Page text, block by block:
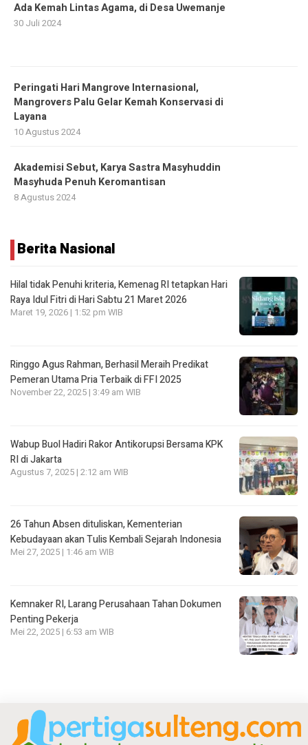
Ada Kemah Lintas Agama, di Desa Uwemanje
30 Juli 2024
Peringati Hari Mangrove Internasional,
Mangrovers Palu Gelar Kemah Konservasi di
Layana
10 Agustus 2024
Akademisi Sebut, Karya Sastra Masyhuddin
Masyhuda Penuh Keromantisan
8 Agustus 2024
Berita Nasional
Hilal tidak Penuhi kriteria, Kemenag RI tetapkan Hari
Raya Idul Fitri di Hari Sabtu 21 Maret 2026
Maret 19, 2026 | 1:52 pm WIB
Ringgo Agus Rahman, Berhasil Meraih Predikat
Pemeran Utama Pria Terbaik di FFI 2025
November 22, 2025 | 3:49 am WIB
Wabup Buol Hadiri Rakor Antikorupsi Bersama KPK
RI di Jakarta
Agustus 7, 2025 | 2:12 am WIB
26 Tahun Absen dituliskan, Kementerian
Kebudayaan akan Tulis Kembali Sejarah Indonesia
Mei 27, 2025 | 1:46 am WIB
Kemnaker RI, Larang Perusahaan Tahan Dokumen
Penting Pekerja
Mei 22, 2025 | 6:53 am WIB